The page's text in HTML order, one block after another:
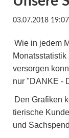
03.07.2018 19:07
Wie in jedem
versorgen
nur "DANKE -
Den Grafiken
tierische
und